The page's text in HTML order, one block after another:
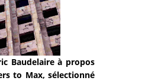
Baudelaire à propos
to Max, sélectionné